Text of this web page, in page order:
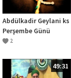
Abdülkadir Geylani ks
Perşembe Günü
Salavatı
2
49:31